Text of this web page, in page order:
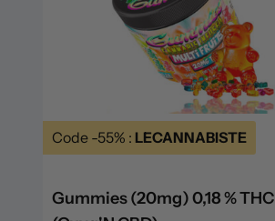
Code -55% : LECANNABISTE
Gummies (20mg) 0,18 % THC